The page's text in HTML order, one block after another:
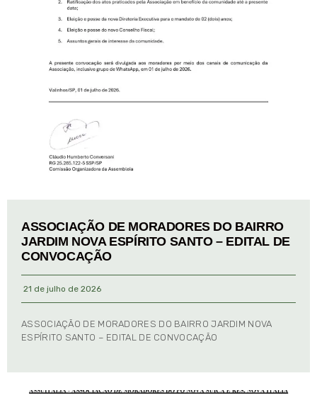
ASSOCIAÇÃO DE MORADORES DO BAIRRO
JARDIM NOVA ESPÍRITO SANTO – EDITAL DE
CONVOCAÇÃO
21 de julho de 2026
ASSOCIAÇÃO DE MORADORES DO BAIRRO JARDIM NOVA
ESPÍRITO SANTO – EDITAL DE CONVOCAÇÃO